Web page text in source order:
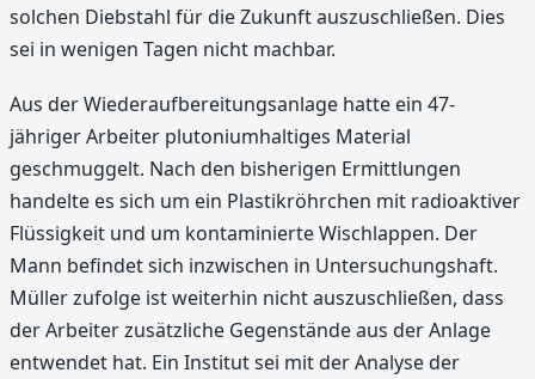
solchen Diebstahl für die Zukunft auszuschließen. Dies
sei in wenigen Tagen nicht machbar.
Aus der Wiederaufbereitungsanlage hatte ein 47-
jähriger Arbeiter plutoniumhaltiges Material
geschmuggelt. Nach den bisherigen Ermittlungen
handelte es sich um ein Plastikröhrchen mit radioaktiver
Flüssigkeit und um kontaminierte Wischlappen. Der
Mann befindet sich inzwischen in Untersuchungshaft.
Müller zufolge ist weiterhin nicht auszuschließen, dass
der Arbeiter zusätzliche Gegenstände aus der Anlage
entwendet hat. Ein Institut sei mit der Analyse der